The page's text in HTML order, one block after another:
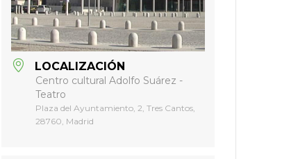
LOCALIZACIÓN
Centro cultural Adolfo Suárez -
Teatro
Plaza del Ayuntamiento, 2, Tres Cantos,
28760, Madrid